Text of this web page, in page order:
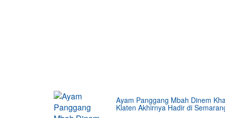
Ayam Panggang Mbah Dinem
Klaten Akhirnya Hadir di